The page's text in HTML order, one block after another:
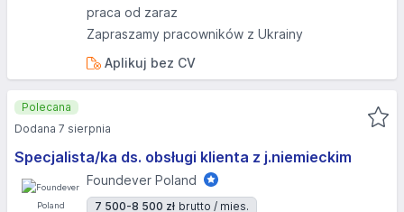
praca od zaraz
Zapraszamy pracowników z Ukrainy
Aplikuj bez CV
Specjalista/ka ds. obsługi klienta z j.niemieckim
Foundever Poland
7 500-8 500 zł brutto / mies.
Polecana
Dodana 7 sierpnia